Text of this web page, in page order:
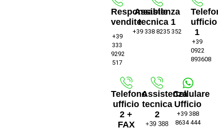
Responsabile
vendite
+39
333
9292
517
Assistenza
tecnica 1
+39 338 8235 352
ufficio
1
+39
0922
893608
Telefono
ufficio
2 +
FAX
Assistenza
tecnica
2
+39 388
Cellulare
Ufficio
+39 388
8634 444